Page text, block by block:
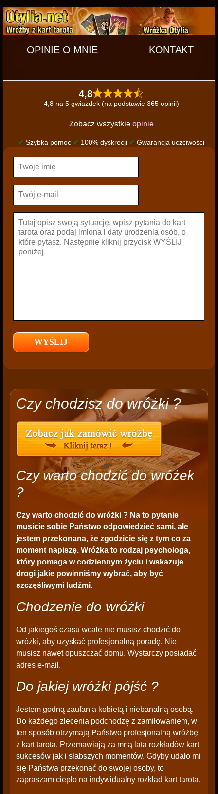
OPINIE O MNIE KONTAKT
4,8
4,8 na 5 gwiazdek (na podstawie 365 opinii)
Zobacz wszystkie opinie
✔ Szybka pomoc ✔ 100% dyskrecji ✔ Gwarancja uczciwości
Czy chodzisz do wróżki ?
Czy warto chodzić do wróżek
?
Czy warto chodzić do wróżki ? Na to pytanie
musicie sobie Państwo odpowiedzieć sami, ale
jestem przekonana, że zgodzicie się z tym co za
moment napiszę. Wróżka to rodzaj psychologa,
który pomaga w codziennym życiu i wskazuje
drogi jakie powinniśmy wybrać, aby być
szczęśliwymi ludźmi.
Chodzenie do wróżki
Od jakiegoś czasu wcale nie musisz chodzić do
wróżki, aby uzyskać profesjonalną poradę. Nie
musisz nawet opuszczać domu. Wystarczy posiadać
adres e-mail.
Do jakiej wróżki pójść ?
Jestem godną zaufania kobietą i niebanalną osobą.
Do każdego zlecenia podchodzę z zamiłowaniem, w
ten sposób otrzymają Państwo profesjonalną wróżbę
z kart tarota. Przemawiają za mną lata rozkładów kart,
sukcesów jak i słabszych momentów. Gdyby udało mi
się Państwa przekonać do swojej osoby, to
zapraszam ciepło na indywidualny rozkład kart tarota.